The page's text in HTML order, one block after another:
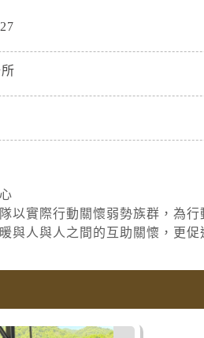
以實際行動關懷弱勢族群，為
與人與人之間的互助關懷，更